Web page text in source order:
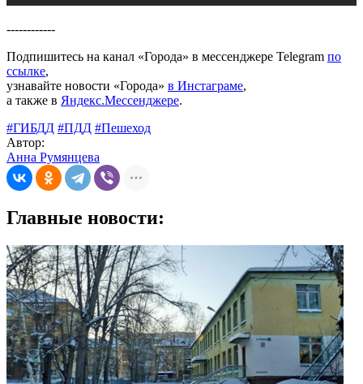
------------
Подпишитесь на канал «Города» в мессенджере Telegram по
ссылке,
узнавайте новости «Города» в Инстаграме,
а также в Яндекс.Мессенджере.
#ГИБДД #ПДД #Пешеход
Автор:
Анна Румянцева
Главные новости: